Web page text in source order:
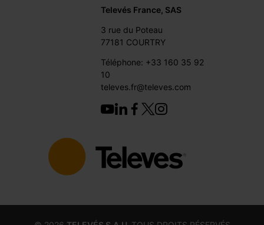
Televés France, SAS
3 rue du Poteau
77181 COURTRY
Téléphone: +33 160 35 92
10
televes.fr@televes.com